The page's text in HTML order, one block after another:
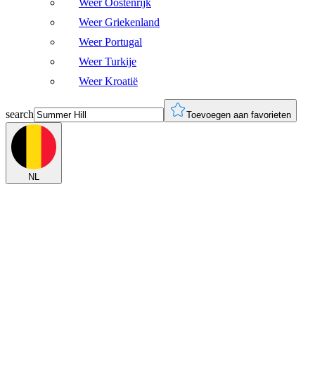
Weer Oostenrijk
Weer Griekenland
Weer Portugal
Weer Turkije
Weer Kroatië
search Toevoegen aan favorieten
NL